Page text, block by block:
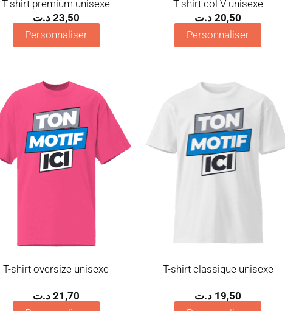
T-shirt premium unisexe
23,50 د.ت
Personnaliser
T-shirt col V unisexe
20,50 د.ت
Personnaliser
Ajouter
wishlist
T-shirt oversize unisexe
21,70 د.ت
Ajouter
wishlist
T-shirt classique unisexe
19,50 د.ت